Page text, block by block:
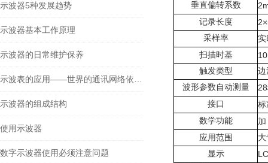
示波器5种发展趋势
示波器基本工作原理
示波器的日常维护保养
示波器的组成结构
使用示波器
数字示波器使用必须注意问题
垂直偏转系数
记录长度
采样率
实
扫描时基
触发类型
边
波形参数自动测量
28
接口
标
数学功能
应用范围
显示